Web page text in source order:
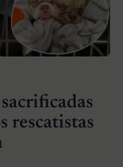
rescatistas